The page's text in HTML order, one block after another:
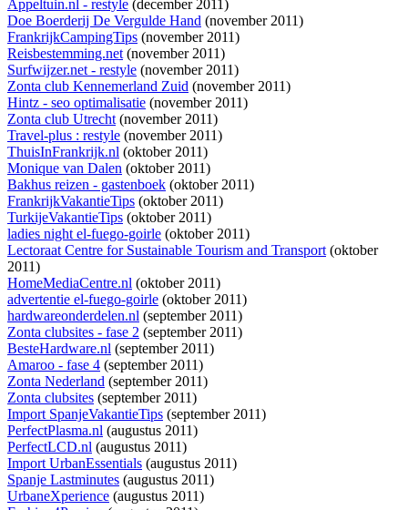
Appeltuin.nl - restyle (december 2011)
Doe Boerderij De Vergulde Hand (november 2011)
FrankrijkCampingTips (november 2011)
Reisbestemming.net(november 2011)
Surfwijzer.net - restyle (november 2011)
Zonta club Kennemerland Zuid (november 2011)
Hintz - seo optimalisatie (november 2011)
Zonta club Utrecht(november 2011)
Travel-plus : restyle (november 2011)
ThuisInFrankrijk.nl (oktober 2011)
Monique van Dalen (oktober 2011)
Bakhus reizen - gastenboek (oktober 2011)
FrankrijkVakantieTips (oktober 2011)
TurkijeVakantieTips (oktober 2011)
ladies night el-fuego-goirle (oktober 2011)
Lectoraat Centre for Sustainable Tourism and Transport(oktober
2011)
HomeMediaCentre.nl (oktober 2011)
advertentie el-fuego-goirle (oktober 2011)
hardwareonderdelen.nl (september 2011)
Zonta clubsites - fase 2 (september 2011)
BesteHardware.nl (september 2011)
Amaroo - fase 4 (september 2011)
Zonta Nederland (september 2011)
Zonta clubsites (september 2011)
Import SpanjeVakantieTips (september 2011)
PerfectPlasma.nl (augustus 2011)
PerfectLCD.nl (augustus 2011)
Import UrbanEssentials (augustus 2011)
Spanje Lastminutes (augustus 2011)
UrbaneXperience (augustus 2011)